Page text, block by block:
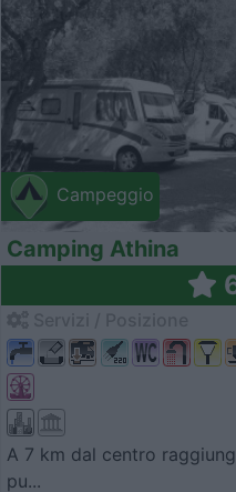
Campeggio
Camping Athina
A 7 km dal centro
pu...